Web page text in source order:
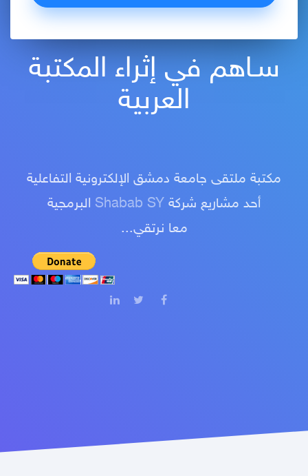
سـاهم في إثراء المكتبة
العربية
مكتبة ملتقى جامعة دمشق الإلكترونية التفاعلية
أحد مشاريع شركة Shabab SY البرمجية
معا نرتقي...